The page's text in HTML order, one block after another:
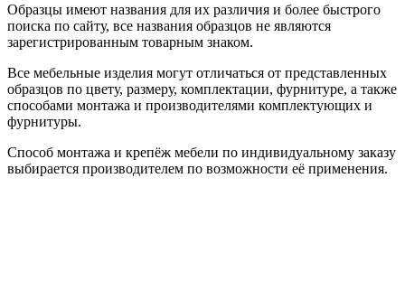
Образцы имеют названия для их различия и более быстрого
поиска по сайту, все названия образцов не являются
зарегистрированным товарным знаком.
Все мебельные изделия могут отличаться от представленных
образцов по цвету, размеру, комплектации, фурнитуре, а также
способами монтажа и производителями комплектующих и
фурнитуры.
Способ монтажа и крепёж мебели по индивидуальному заказу
выбирается производителем по возможности её применения.